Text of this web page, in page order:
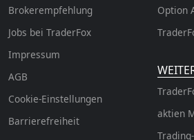
Brokerempfehlung
Jobs bei TraderFox
Impressum
AGB
Cookie-Einstellungen
Barrierefreiheit
Option
aktien